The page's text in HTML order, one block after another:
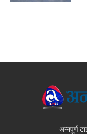
अन्नपूर्ण